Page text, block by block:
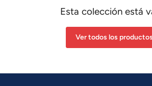
Esta colección está
Ver todos los productos